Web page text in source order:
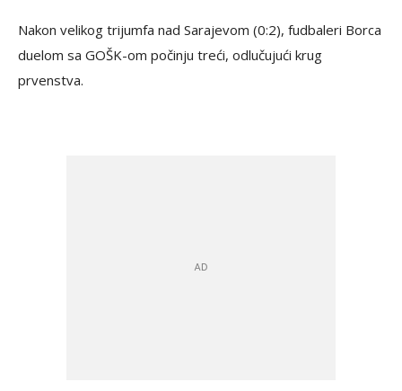
Nakon velikog trijumfa nad Sarajevom (0:2), fudbaleri Borca
duelom sa GOŠK-om počinju treći, odlučujući krug
prvenstva.